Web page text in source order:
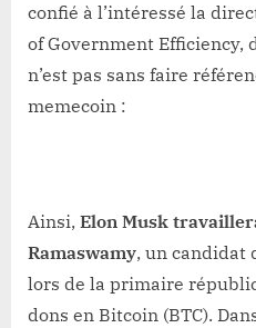
confié à l’intéressé la
of Government Efficiency,
n’est pas sans faire
memecoin :
Ainsi, Elon Musk
Ramaswamy, un candidat
lors de la primaire
dons en Bitcoin (BTC).